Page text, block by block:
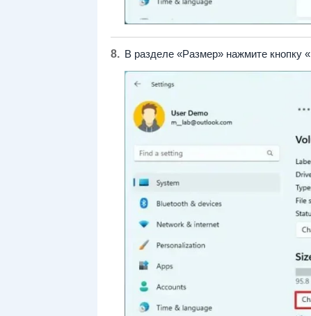
В разделе «Размер» нажмите кнопку «